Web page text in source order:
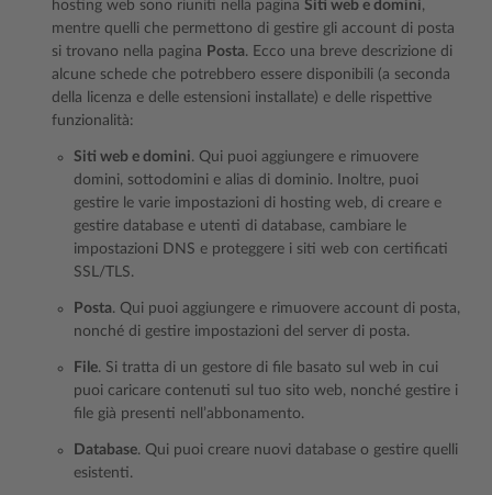
hosting web sono riuniti nella pagina Siti web e domini,
mentre quelli che permettono di gestire gli account di posta
si trovano nella pagina Posta. Ecco una breve descrizione di
alcune schede che potrebbero essere disponibili (a seconda
della licenza e delle estensioni installate) e delle rispettive
funzionalità:
Siti web e domini. Qui puoi aggiungere e rimuovere
domini, sottodomini e alias di dominio. Inoltre, puoi
gestire le varie impostazioni di hosting web, di creare e
gestire database e utenti di database, cambiare le
impostazioni DNS e proteggere i siti web con certificati
SSL/TLS.
Posta. Qui puoi aggiungere e rimuovere account di posta,
nonché di gestire impostazioni del server di posta.
File. Si tratta di un gestore di file basato sul web in cui
puoi caricare contenuti sul tuo sito web, nonché gestire i
file già presenti nell’abbonamento.
Database. Qui puoi creare nuovi database o gestire quelli
esistenti.